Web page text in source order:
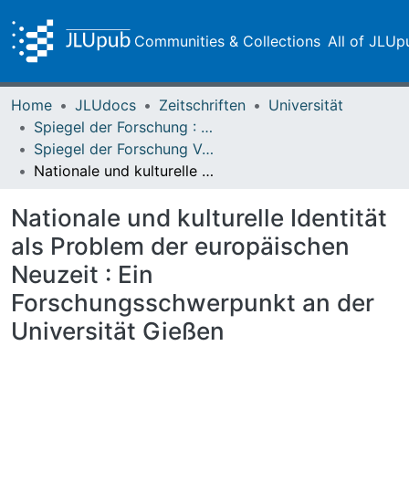
Communities & Collections All of
Home JLUdocs Zeitschriften
Universität
Spiegel der Forschung : Wissenschaftsmagazin
Spiegel der Forschung Vol. 07 (1990) Heft 1
Nationale und kulturelle Identität als Problem der europäischen Neuzeit : Ein Forschungsschwerpunkt an der Universität Gießen
Nationale und kulturelle Identität
als Problem der europäischen
Neuzeit : Ein
Forschungsschwerpunkt an der
Universität Gießen